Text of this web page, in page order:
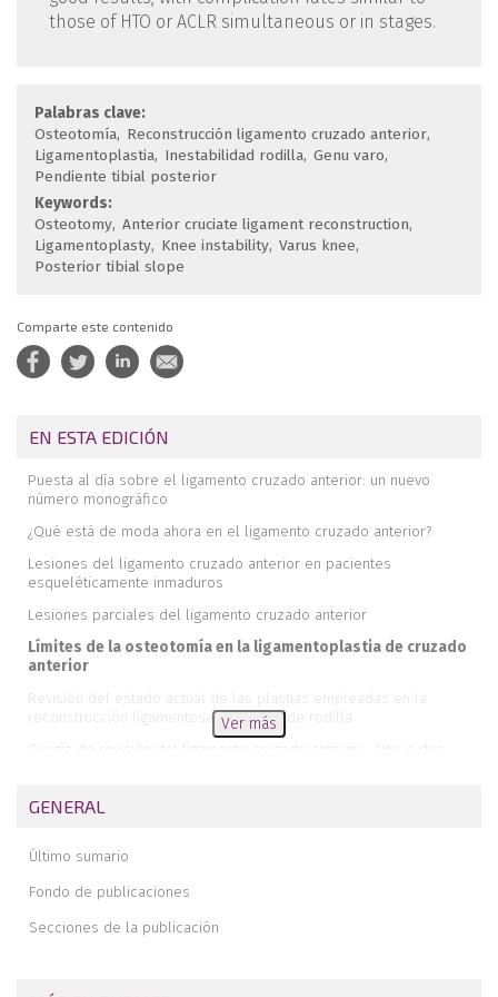
those of HTO or ACLR simultaneous or in stages.
Palabras clave:
Osteotomía Reconstrucción ligamento cruzado anterior
Ligamentoplastia Inestabilidad rodilla Genu varo
Pendiente tibial posterior
Keywords:
Osteotomy Anterior cruciate ligament reconstruction
Ligamentoplasty Knee instability Varus knee
Posterior tibial slope
Comparte este contenido
EN ESTA EDICIÓN
Puesta al día sobre el ligamento cruzado anterior: un nuevo
número monográfico
¿Qué está de moda ahora en el ligamento cruzado anterior?
Lesiones del ligamento cruzado anterior en pacientes
esqueléticamente inmaduros
Lesiones parciales del ligamento cruzado anterior
Límites de la osteotomía en la ligamentoplastia de cruzado
anterior
Revisión del estado actual de las plastias empleadas en la
reconstrucción ligamentosa en cirugía de rodilla
Cirugía de revisión del ligamento cruzado anterior. ¿Uno o dos
Doble fascículo en el ligamento cruzado anterior. ¿Sigue indicado?
anterior
Refuerzos anterolaterales en la reconstrucción del ligamento
cruzado anterior
Reconstrucción del ligamento cruzado anterior con técnica de
Ver más
GENERAL
Último sumario
Fondo de publicaciones
Secciones de la publicación